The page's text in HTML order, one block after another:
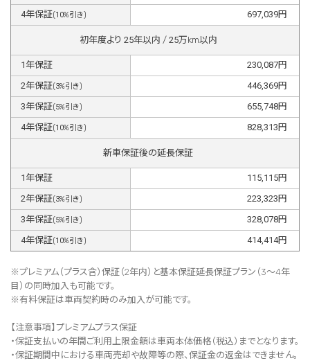
4年保証(10%引き) 697,039円
初年度より 25年以内 / 25万km以内
1年保証 230,087円
2年保証(3%引き) 446,369円
3年保証(5%引き) 655,748円
4年保証(10%引き) 828,313 円
新車保証後の延長保証
1年保証 115,115円
2年保証(3%引き) 223,323 円
3年保証(5%引き) 328,078円
4年保証(10%引き) 414,414円
※プレミアム（プラス含）保証（2年内）と基本保証延長保証プラン（3～4年
目）の同時加入も可能です。
※有料保証は⾞両契約時のみ加⼊が可能です。
【注意事項】プレミアムプラス保証
・保証支払いの年間ご利用上限金額は車両本体価格（税込）までとなります。
・保証期間中における車両売却や故障等の際、保証金の返金はできません。